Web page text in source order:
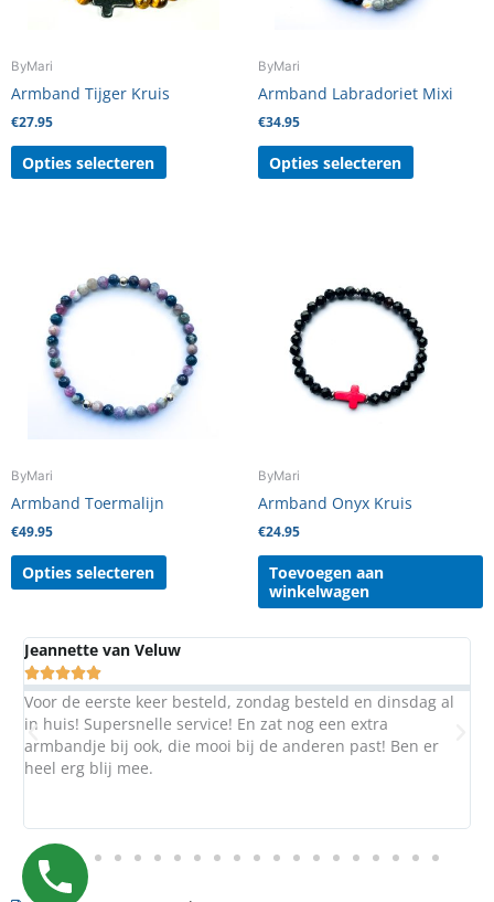
ByMari
Armband Tijger Kruis
€27.95
Opties selecteren
de
productpagina
ByMari
Armband Labradoriet Mixi
€34.95
Opties selecteren
de
ByMari
Armband Toermalijn
€49.95
Opties selecteren
heeft
meerdere
variaties.
Deze
optie
kan
productpagina
ByMari
Armband Onyx Kruis
€24.95
Toevoegen aan
winkelwagen
en dinsdag al
extra
past! Ben er
Margaret Berg
Al vaker iets besteld bij Mari. Ze maakt het
jou eigen zin als je dit wilt.Top!